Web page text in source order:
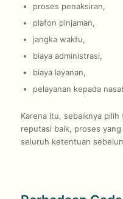
proses penaksiran,
plafon pinjaman,
jangka waktu,
biaya administrasi,
biaya layanan,
pelayanan kepada
Karena itu, sebaiknya
reputasi baik, proses
seluruh ketentuan